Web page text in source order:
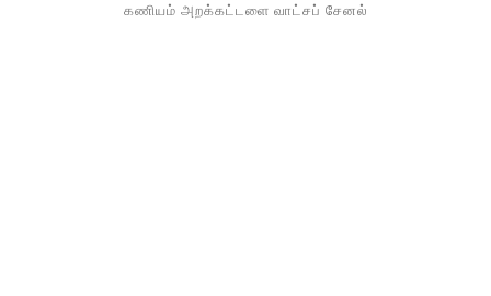
கணியம் அறக்கட்டளை வாட்சப் சேனல்